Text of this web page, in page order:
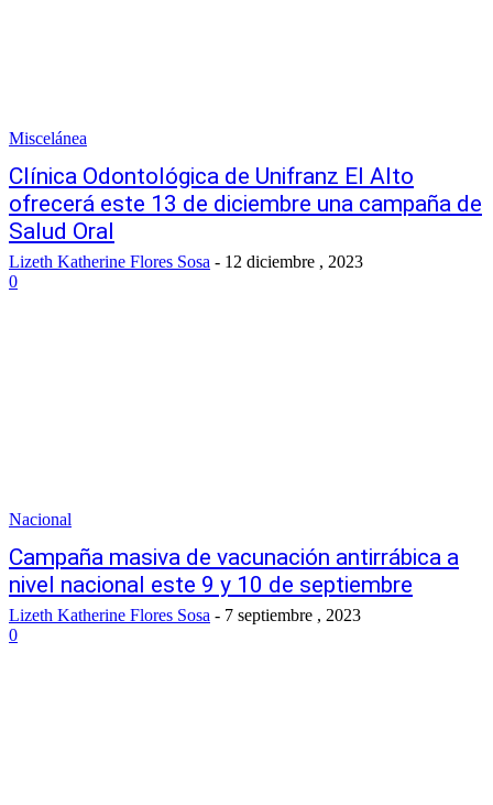
Miscelánea
Clínica Odontológica de Unifranz El Alto
ofrecerá este 13 de diciembre una campaña de
Salud Oral
Lizeth Katherine Flores Sosa - 12 diciembre , 2023
0
Nacional
Campaña masiva de vacunación antirrábica a
nivel nacional este 9 y 10 de septiembre
Lizeth Katherine Flores Sosa - 7 septiembre , 2023
0